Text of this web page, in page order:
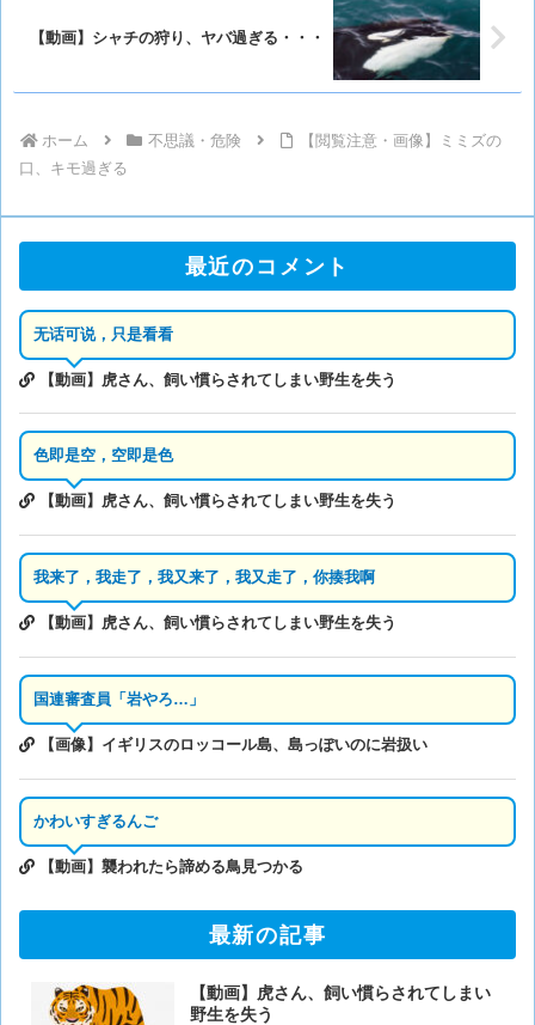
【動画】シャチの狩り、ヤバ過ぎる・・・
ホーム 不思議・危険
【閲覧注意・画像】ミミズの
口、キモ過ぎる
最近のコメント
无话可说，只是看看
【動画】虎さん、飼い慣らされてしまい野生を失う
色即是空，空即是色
【動画】虎さん、飼い慣らされてしまい野生を失う
我来了，我走了，我又来了，我又走了，你揍我啊
【動画】虎さん、飼い慣らされてしまい野生を失う
国連審査員「岩やろ…」
【画像】イギリスのロッコール島、島っぽいのに岩扱い
かわいすぎるんご
【動画】襲われたら諦める鳥見つかる
最新の記事
【動画】虎さん、飼い慣らされてしまい
野生を失う